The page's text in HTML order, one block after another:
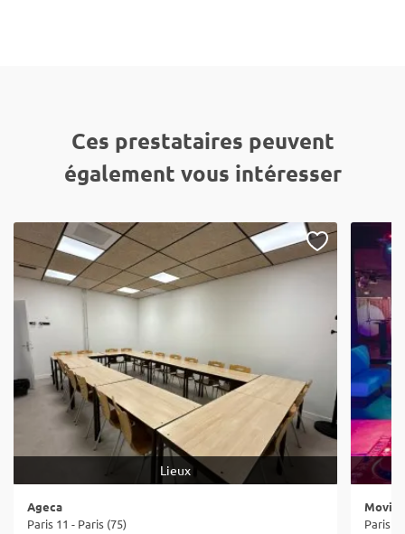
Ces prestataires peuvent
également vous intéresser
Lieux
Ageca
Paris 11 - Paris (75)
Paris